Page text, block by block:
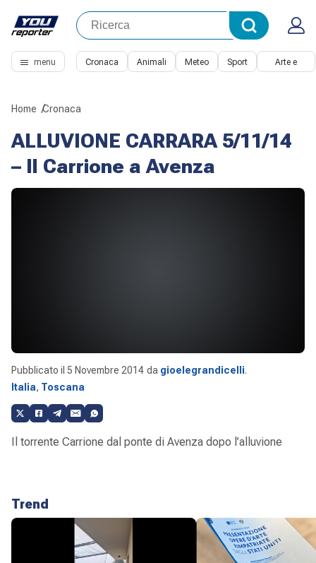
menu Cronaca Animali Meteo Sport Arte e
Home Cronaca
ALLUVIONE CARRARA 5/11/14
– Il Carrione a Avenza
Pubblicato il 5 Novembre 2014 da gioelegrandicelli.
Italia, Toscana
Il torrente Carrione dal ponte di Avenza dopo l’alluvione
Trend